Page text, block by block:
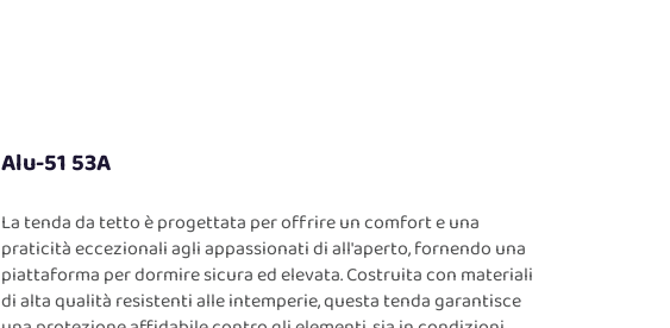
Alu-51 53A
La tenda da tetto è progettata per offrire un comfort e una
praticità eccezionali agli appassionati di all'aperto, fornendo una
piattaforma per dormire sicura ed elevata. Costruita con materiali
di alta qualità resistenti alle intemperie, questa tenda garantisce